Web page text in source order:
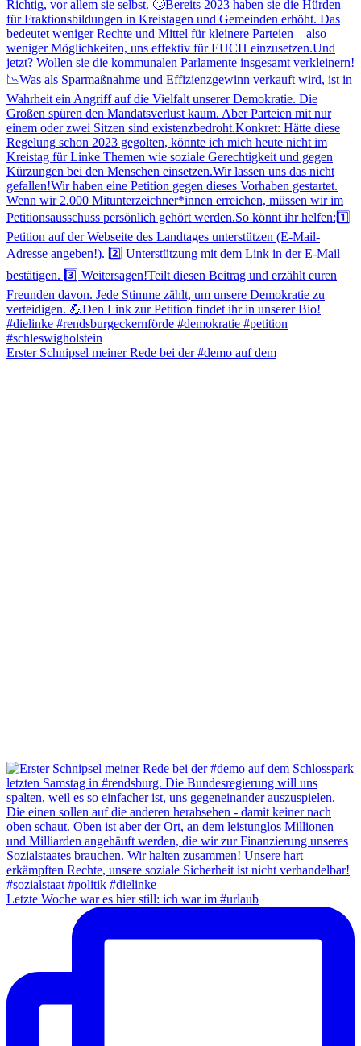
Erster Schnipsel meiner Rede bei der #demo auf dem
Letzte Woche war es hier still: ich war im #urlaub